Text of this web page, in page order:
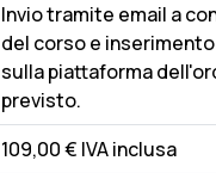
Invio tramite email a
del corso e inserimento
sulla piattaforma
previsto.
109,00 € IVA inclusa